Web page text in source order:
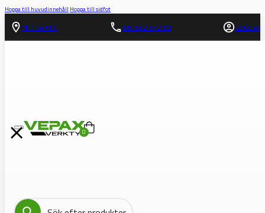
Hoppa till huvudinnehåll Hoppa till sidfot
HITTA HIT! 08-562 372 00 LOGGA IN
0